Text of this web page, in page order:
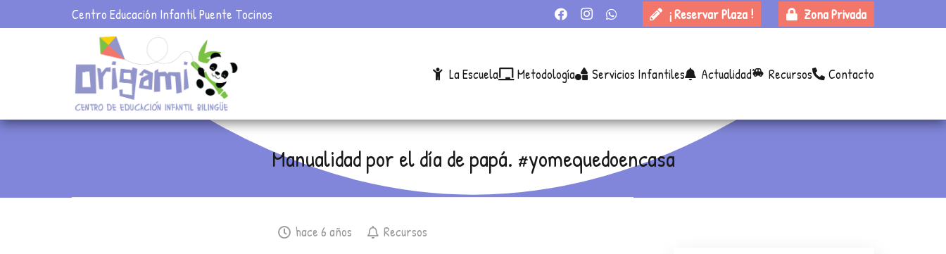
Centro Educación Infantil Puente Tocinos ¡ Reservar Plaza ! Zona Privada
La Escuela Metodología Servicios Infantiles Actualidadtoys Recursos Contacto
Manualidad por el día de papá. #yomequedoencasa
hace 6 años Recursos